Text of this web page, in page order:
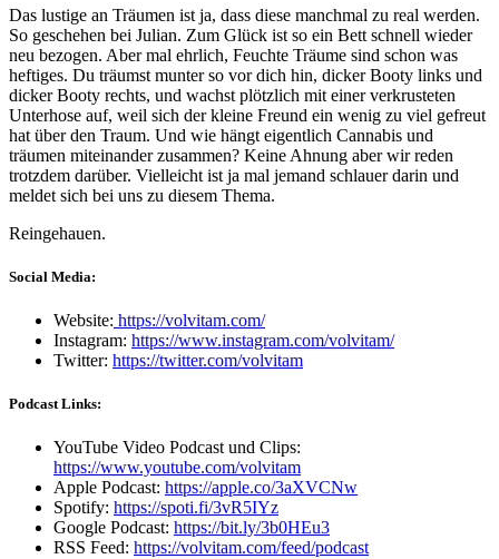
Das lustige an Träumen ist ja, dass diese manchmal zu real werden.
So geschehen bei Julian. Zum Glück ist so ein Bett schnell wieder
neu bezogen. Aber mal ehrlich, Feuchte Träume sind schon was
heftiges. Du träumst munter so vor dich hin, dicker Booty links und
dicker Booty rechts, und wachst plötzlich mit einer verkrusteten
Unterhose auf, weil sich der kleine Freund ein wenig zu viel gefreut
hat über den Traum. Und wie hängt eigentlich Cannabis und
träumen miteinander zusammen? Keine Ahnung aber wir reden
trotzdem darüber. Vielleicht ist ja mal jemand schlauer darin und
meldet sich bei uns zu diesem Thema.
Reingehauen.
Social Media:
Website: https://volvitam.com/
Instagram: https://www.instagram.com/volvitam/
Twitter: https://twitter.com/volvitam
Podcast Links:
YouTube Video Podcast und Clips:
https://www.youtube.com/volvitam
Apple Podcast: https://apple.co/3aXVCNw
Spotify: https://spoti.fi/3vR5IYz
Google Podcast: https://bit.ly/3b0HEu3
RSS Feed: https://volvitam.com/feed/podcast